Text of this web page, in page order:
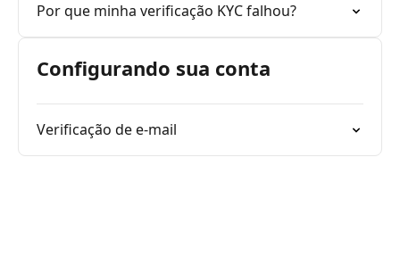
Por que minha verificação KYC falhou?
Configurando sua conta
Verificação de e-mail